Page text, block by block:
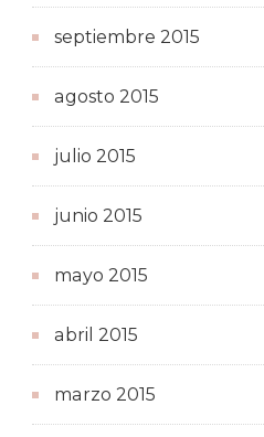
septiembre 2015
agosto 2015
julio 2015
junio 2015
mayo 2015
abril 2015
marzo 2015